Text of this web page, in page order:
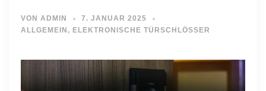
VON ADMIN
7. JANUAR 2025
ALLGEMEIN , ELEKTRONISCHE TÜRSCHLÖSSER